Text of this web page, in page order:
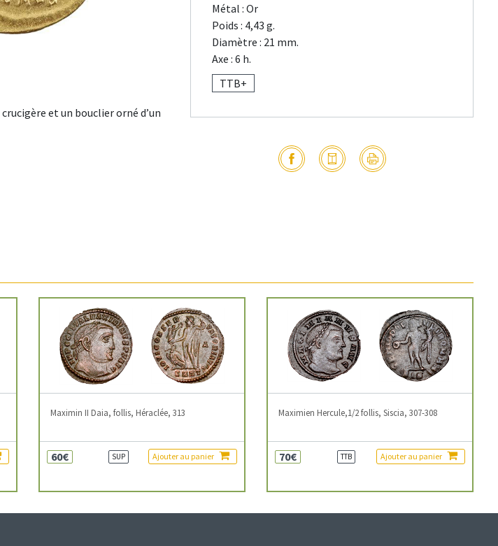
et un bouclier orné d’un
Métal : Or
Poids : 4,43 g.
Diamètre : 21 mm.
Axe : 6 h.
TTB+
Maximin II Daia, follis, Héraclée, 313
60€ SUP Ajouter au panier
Maximien Hercule,1/2 follis, Siscia, 307-308
70€ TTB Ajouter au panier